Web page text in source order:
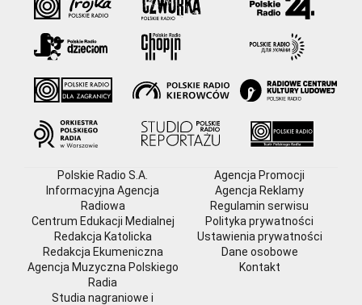
Polskie Radio S.A.
Informacyjna Agencja
Radiowa
Centrum Edukacji Medialnej
Redakcja Katolicka
Redakcja Ekumeniczna
Agencja Muzyczna Polskiego
Radia
Studia nagraniowe i
Agencja Promocji
Agencja Reklamy
Regulamin serwisu
Polityka prywatności
Ustawienia prywatności
Dane osobowe
Kontakt